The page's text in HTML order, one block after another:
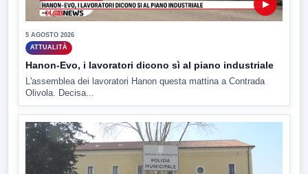
▶
5 AGOSTO 2026
ATTUALITÀ
Hanon-Evo, i lavoratori dicono sì al piano industriale
L'assemblea dei lavoratori Hanon questa mattina a Contrada
Olivola. Decisa...